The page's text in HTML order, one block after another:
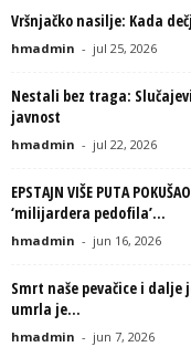
Vršnjačko nasilje: Kada
hmadmin - jul 25, 2026
Nestali bez traga:
javnost
hmadmin - jul 22, 2026
EPSTAJN VIŠE PUTA
‘milijardera pedofila’...
hmadmin - jun 16, 2026
Smrt naše pevačice i
umrla je...
hmadmin - jun 7, 2026